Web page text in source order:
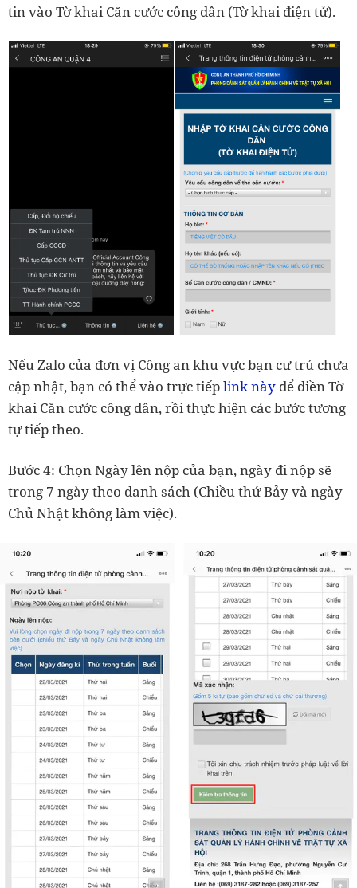
tin vào Tờ khai Căn cước công dân (Tờ khai điện tử).
Nếu Zalo của đơn vị Công an khu vực bạn cư trú chưa
cập nhật, bạn có thể vào trực tiếplink này để điền Tờ
khai Căn cước công dân, rồi thực hiện các bước tương
tự tiếp theo.
Bước 4: Chọn Ngày lên nộp của bạn, ngày đi nộp sẽ
trong 7 ngày theo danh sách (Chiều thứ Bảy và ngày
Chủ Nhật không làm việc).